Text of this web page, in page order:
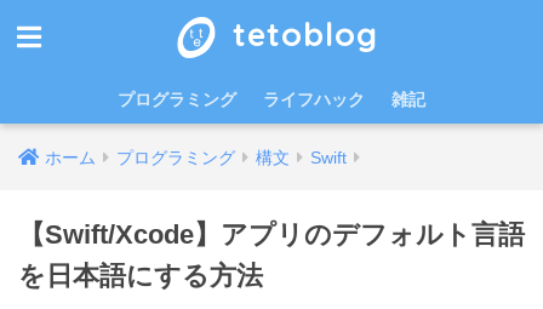
tetoblog
プログラミング ライフハック 雑記
ホーム プログラミング 構文 Swift
【Swift/Xcode】アプリのデフォルト言語
を日本語にする方法